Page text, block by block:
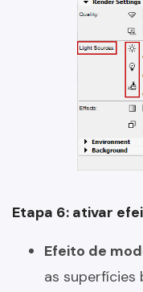
Etapa 6: ativar
Efeito de
as superfícies